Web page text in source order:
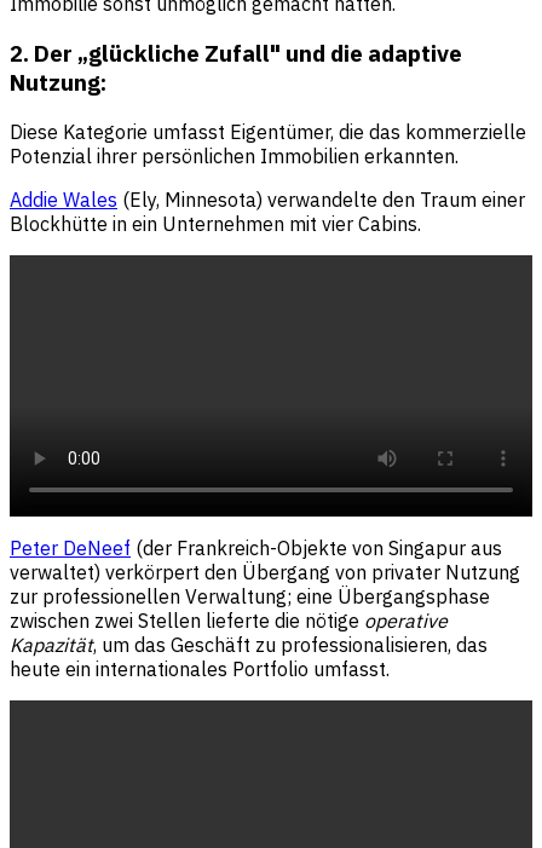
2. Der „glückliche Zufall" und die adaptive
Nutzung:
Diese Kategorie umfasst Eigentümer, die das kommerzielle
Potenzial ihrer persönlichen Immobilien erkannten.
Addie Wales (Ely, Minnesota) verwandelte den Traum einer
Blockhütte in ein Unternehmen mit vier Cabins.
Peter DeNeef (der Frankreich-Objekte von Singapur aus
verwaltet) verkörpert den Übergang von privater Nutzung
zur professionellen Verwaltung; eine Übergangsphase
zwischen zwei Stellen lieferte die nötige operative
Kapazität, um das Geschäft zu professionalisieren, das
heute ein internationales Portfolio umfasst.